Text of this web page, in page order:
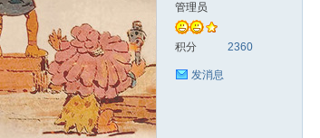
管理员
积分 2360
发消息